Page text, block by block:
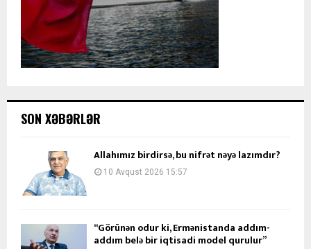
SON XƏBƏRLƏR
Allahımız birdirsə, bu nifrət nəyə lazımdır?
10 Avqust 2026 15:57
“Görünən odur ki, Ermənistanda addım-
addım belə bir iqtisadi model qurulur”